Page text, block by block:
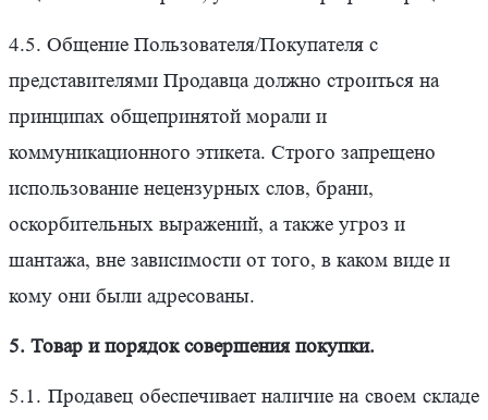
4.5. Общение Пользователя/Покупателя с
представителями Продавца должно строиться на
принципах общепринятой морали и
коммуникационного этикета. Строго запрещено
использование нецензурных слов, брани,
оскорбительных выражений, а также угроз и
шантажа, вне зависимости от того, в каком виде и
кому они были адресованы.
5. Товар и порядок совершения покупки.
5.1. Продавец обеспечивает наличие на своем складе